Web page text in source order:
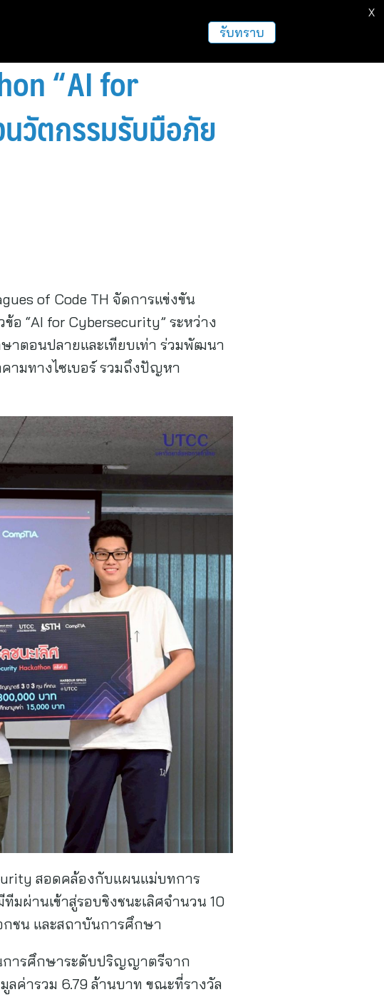
ฝากข่าวประชาสัมพันธ์
“AI for
วัตกรรมรับมือภัย
of Code TH จัดการแข่งขัน
อ “AI for Cybersecurity” ระหว่าง
าตอนปลายและเทียบเท่า ร่วมพัฒนา
มทางไซเบอร์ รวมถึงปัญหา
สอดคล้องกับแผนแม่บทการ
ผ่านเข้าสู่รอบชิงชนะเลิศจำนวน 10
ชน และสถาบันการศึกษา
การศึกษาระดับปริญญาตรีจาก
ลค่ารวม 6.79 ล้านบาท ขณะที่รางวัล
รับทราบ
X